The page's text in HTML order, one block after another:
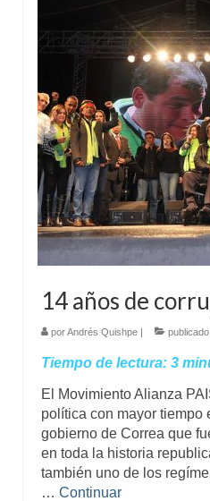
14 años de
porAndrés Quishpe |
Tiempo de lectura: 3
El Movimiento Alianza
política con mayor tiempo
gobierno de Correa que
en toda la historia
también uno de los
… Continuar